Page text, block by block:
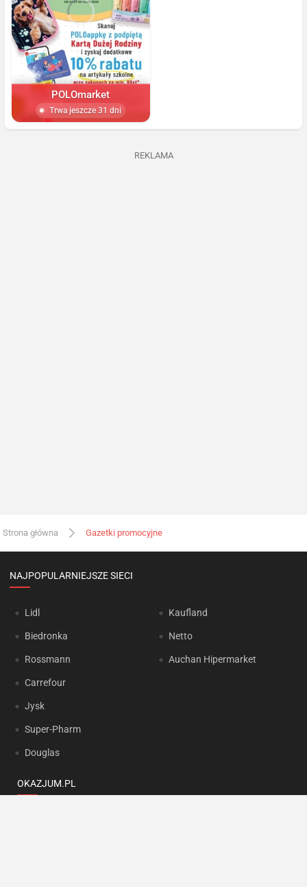
POLOmarket
Trwa jeszcze 31 dni
REKLAMA
Strona główna Gazetki promocyjne
NAJPOPULARNIEJSZE SIECI
Lidl
Biedronka
Rossmann
Carrefour
Jysk
Super-Pharm
Douglas
Kaufland
Netto
Auchan Hipermarket
OKAZJUM.PL